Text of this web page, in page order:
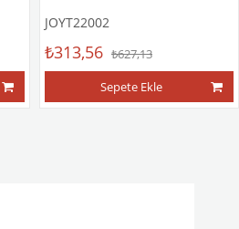
JOYT22002
₺313,56 ₺627,13
Sepete Ekle